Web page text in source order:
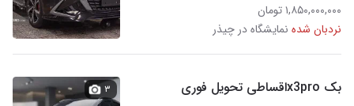
۱,۸۵۰,۰۰۰,۰۰۰ تومان
نردبان شده نمایشگاه در چیذر
بک x3proاقساطی تحویل فوری ۳